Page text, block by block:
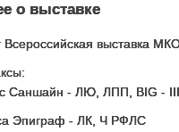
о выставке
Всероссийская выставка
Саншайн - ЛЮ, ЛПП, BIG - III
Эпиграф - ЛК, Ч РФЛС